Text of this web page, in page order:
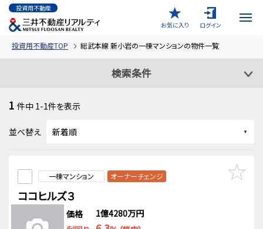
投資用不動産
お気に入り
ログイン
投資用不動産TOP 総武本線 新小岩の一棟マンションの物件一覧
検索条件
1 件中 1-1件を表示
並べ替え
一棟マンション オーナーチェンジ
ココヒルズ３
価格
1億4280万円